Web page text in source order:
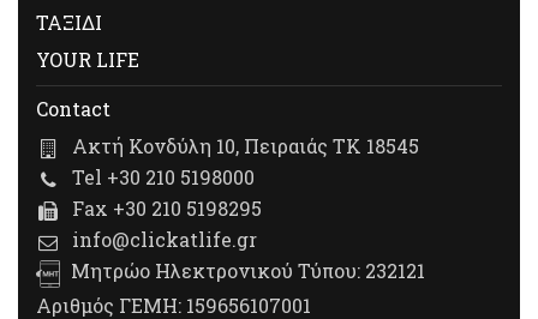
ΤΑΞΙΔΙ
YOUR LIFE
Contact
Ακτή Κονδύλη 10, Πειραιάς ΤΚ 18545
Tel +30 210 5198000
Fax +30 210 5198295
info@clickatlife.gr
Μητρώο Ηλεκτρονικού Τύπου: 232121
Αριθμός ΓΕΜΗ: 159656107001